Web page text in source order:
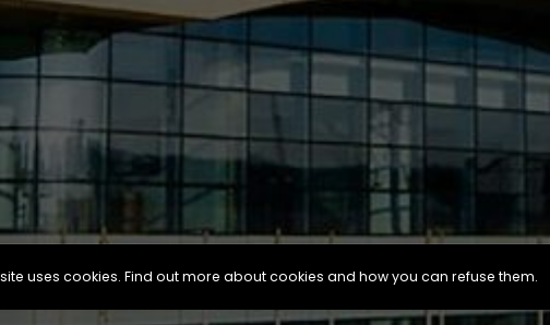
uses cookies. Find out more about cookies and how you can refuse them.